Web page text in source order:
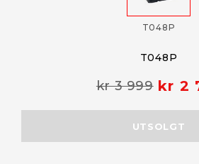
T048P
T048P
kr 3 999 kr 2
UTSOLGT